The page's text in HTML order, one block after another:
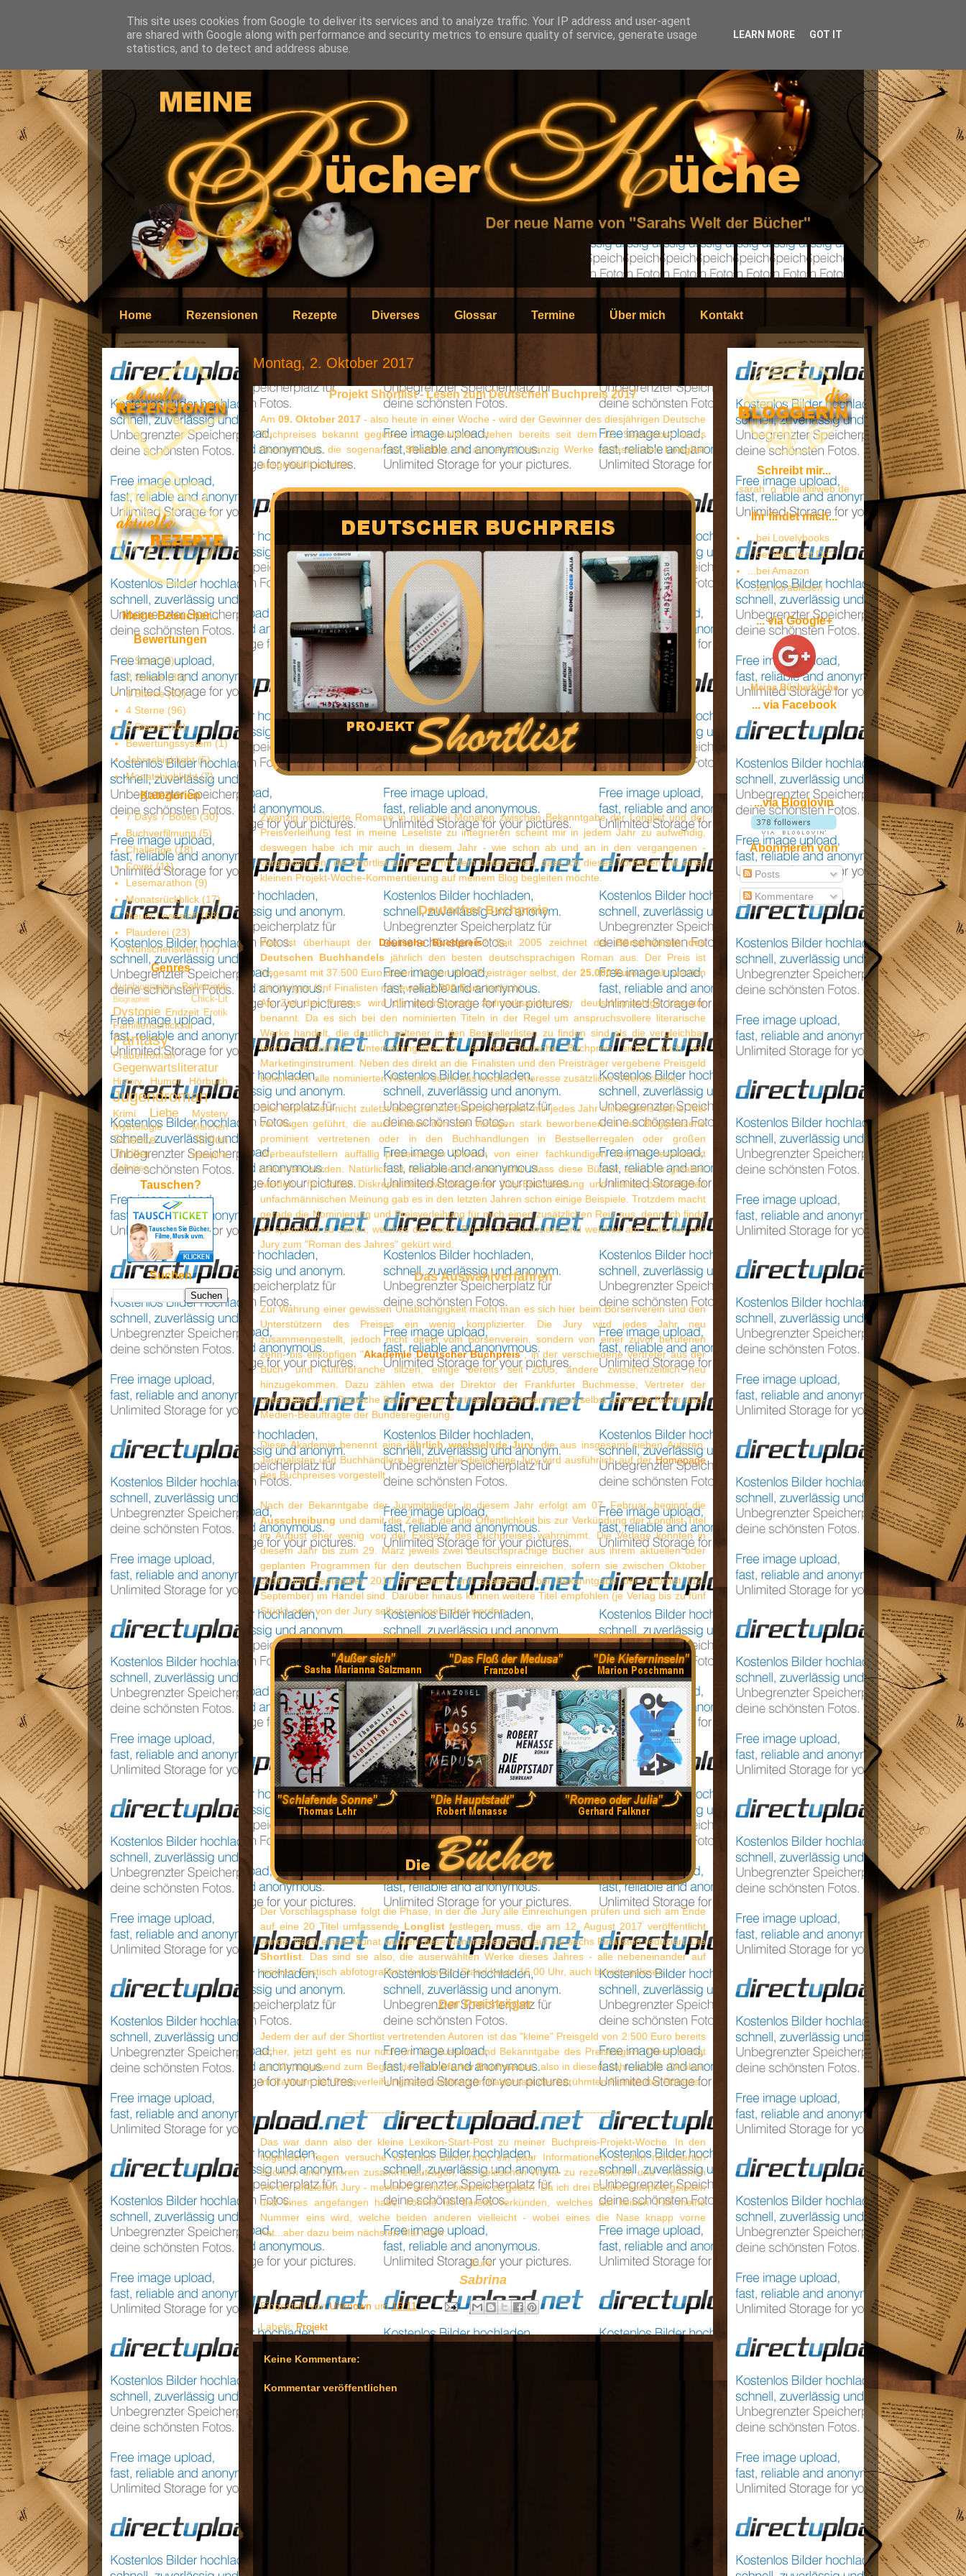
Home Rezensionen Rezepte Diverses Glossar Termine Über mich Kontakt
Montag, 2. Oktober 2017
Projekt Shortlist - Lesen zum Deutschen Buchpreis 2017
Am09. Oktober 2017 - also heute in einer Woche - wird der Gewinner des diesjährigen Deutsche
Buchpreises bekannt gegeben. Als Finalisten stehen bereits seit dem 12. September sechs
Romane fest, die sogenannte Shortlist, die aus einer zwanzig Werke umfassenden Longlist
ausgewählt wurden.
Zwanzig nominierte Romane in nur zwei Monaten zwischen Bekanntgabe der Longlist und der
Preisverleihung fest in meine Leseliste zu integrieren scheint mir in jedem Jahr zu aufwendig,
deswegen habe ich mir auch in diesem Jahr - wie schon ab und an in den vergangenen -
vorgenommen, die Shortlist zu lesen, mit dem Unterschied, dass ich dieses Vorhaben mit einer
kleinen Projekt-Woche-Kommentierung auf meinem Blog begleiten möchte.
Deutscher Buchpreis
Was ist überhaupt der Deutsche Buchpreis? Seit 2005 zeichnet derBörsenverein des
Deutschen Buchhandels jährlich den besten deutschsprachigen Roman aus. Der Preis ist
insgesamt mit 37.500 Euro dotiert. Neben dem Preisträger selbst, der 25.000 Euroerhält, werden
die übrigen fünf Finalisten mit jeweils2.500 Eurobedacht.
Als Ziel des Preises wird die internationale Aufmerksamkeit für deutschsprachige Literatur
benannt. Da es sich bei den nominierten Titeln in der Regel um anspruchsvollere literarische
Werke handelt, die deutlich seltener in den Bestsellerlisten zu finden sind als die vergleichbar
leicht verkäufliche Unterhaltungsliteratur, ist der Deutsche Buchpreis sicher auch ein
Marketinginstrument. Neben des direkt an die Finalisten und den Preisträger vergebene Preisgeld
bekommen alle nominierten Romane durch das mediale Interesse zusätzliche Öffentlichkeit.
Das funktioniert nicht zuletzt auch bei mir, denn so werden mir jedes Jahr mindestens sechs Titel
vor Augen geführt, die auch neben den von Verlagen stark beworbenen, in der Bloggerszene
prominient vertretenen oder in den Buchhandlungen in Bestsellerregalen oder großen
Werbeaufstellern auffällig präsentierten Werken von einer fachkundigen Jury für lesenswert
befunden wurden. Natürlich ist das keine Garantie dafür, dass diese Bücher auch mir gefallen
werden - für solche Diskrepanzen zwischen einer Jury-Entscheidung und meiner persönlichen
unfachmännischen Meinung gab es in den letzten Jahren schon einige Beispiele. Trotzdem macht
gerade die Nominierung und Preisverleihung für mich einen zusätzlichen Reiz aus, denn ich finde
es spannend zu sehen, welches der sechs Bücher ich favorisiere und welches am Ende von der
Jury zum "Roman des Jahres" gekürt wird.
Das Auswahlverfahren
Zur Wahrung einer gewissen Unabhängigkeit macht man es sich hier beim Börsenverein und den
Unterstützern des Preises ein wenig komplizierter. Die Jury wird jedes Jahr neu
zusammengestellt, jedoch nicht direkt vom Börsenverein, sondern von einer zuvor berufenen
zehn- bis elfköpfigen "Akademie Deutscher Buchpreis", in der verschiedene Vertreter aus der
Buch- und Kulturbranche sitzen, einige bereits seit 2005, andere zwischenzeitlich neu
hinzugekommen. Dazu zählen etwa der Direktor der Frankfurter Buchmesse, Vertreter der
unterstützenden Deutsche Bank Stiftung, Vertreter des Börsenvereins selbst sowie die Kultur-und-
Medien-Beauftragte der Bundesregierung.
Diese Akademie benennt eine jährlich wechselnde Jury , die aus insgesamt sieben Autoren,
Journalisten und Buchhändlern besteht. Die diesjährige Jury wird ausführlich auf der Homepage
des Buchpreises vorgestellt.
Nach der Bekanntgabe der Jurymitglieder, in diesem Jahr erfolgt am 07. Februar, beginnt die
Ausschreibung und damit die Zeit, in der die Öffentlichkeit bis zur Verkündung der Longlist-Titel
im August eher wenig von der Existenz des Buchpreises wahrnimmt. Die Verlage konnten in
diesem Jahr bis zum 29. März jeweils zwei deutschsprachige Bücher aus ihrem aktuellen oder
geplanten Programmen für den deutschen Buchpreis einreichen, sofern sie zwischen Oktober
2016 und September 2017 erscheinen und spätestens bei Bekanntgabe der Shortlist (12.
September) im Handel sind. Darüber hinaus können weitere Titel empfohlen (je Verlag bis zu fünf
Stück) oder von der Jury selbst nachgefordert werden.
Der Vorschlagsphase folgt die Phase, in der die Jury alle Einreichungen prüfen und sich am Ende
auf eine 20 Titel umfassende Longlistfestlegen muss, die am 12. August 2017 veröffentlicht
wurde. Nach einem Monat wurden diese Nominierten dann auf die sechs Finalisten reduziert: Die
Shortlist . Das sind sie also, die auserwählten Werke dieses Jahres - alle nebeneinander auf
meinem Esstisch abfotografiert, drei davon, Stand heute 16.00 Uhr, auch bereits gelesen.
Der Preisträger
Jedem der auf der Shortlist vertretenden Autoren ist das "kleine" Preisgeld von 2.500 Euro bereits
sicher, jetzt geht es nur noch um die Auswahl und Bekanntgabe des Preisträgers. Diese erfolgt
am Montagabend zum Beginn derFrankfurter Buchmesse, also in diesem Jahr am 09. Oktober,
im Rahmen der Preisverleihungsveranstaltung im Kaisersaal des berühmten Frankfurter Römers.
-----------------------------------------------------------------------------
Das war dann also der kleine Lexikon-Start-Post zu meiner Buchpreis-Projekt-Woche. In den
folgenden Tagen versuche ich euch dann noch ein paar Informationen zu den nominierten
Büchern und Autoren zusammenzutragen, die gelesenen Werke zu rezensieren und - natürlich
vor der offiziellen Jury - meinen Favoriten bekannt zu geben. Da ich drei Bücher komplett gelesen
und eines angefangen habe, könnte ich bereits verkünden, welches auf keinen Fall meine
Nummer eins wird, welche beiden anderen vielleicht - wobei eines die Nase knapp vorne
hat...aber dazu beim nächsten Mal mehr.
Eure
Sabrina
Eingestellt vonUnknown um16:11
Labels: Projekt
Keine Kommentare:
Kommentar veröffentlichen
Meine Besucher...
Bewertungen
1 Stern (5)
2 Sterne (39)
3 Sterne (61)
4 Sterne (96)
5 Sterne (94)
Bewertungssystem (1)
Jahreshighlight (5)
Monatshighlight (7)
Kategorien
7 Days 7 Books (30)
Buchverfilmung (5)
Challenge (18)
Cover (11)
Lesemarathon (9)
Monatsrückblick (17)
Neuer Lesestoff (68)
Plauderei (23)
Wünschenswert (77)
Genres
Autobiographie Belletristik
Biographie Chick-Lit
Dystopie Endzeit Erotik
Familienschicksal
Fantasy
Frauenroman
Gegenwartsliteratur
History Humor Hörbuch
Jugendroman
Krimi Liebe
Mystery
Mythologie
Märchen
Science fiction
Thriller
Vampire
Zeitreise
Tauschen?
Suchen
Schreibt mir...
sarah_o_email@web.de
Ihr findet mich...
...bei Lovelybooks
...bei Was liest Du?
...bei Amazon
...bei vorablesen
... via Google+
Meine Bücherküche
... via Facebook
...via Bloglovin
Abonnieren von
Posts
Kommentare
This site uses cookies from Google to deliver its services and to analyze traffic. Your IP address and user-agent
are shared with Google along with performance and security metrics to ensure quality of service, generate usage
statistics, and to detect and address abuse.
LEARN MORE GOT IT